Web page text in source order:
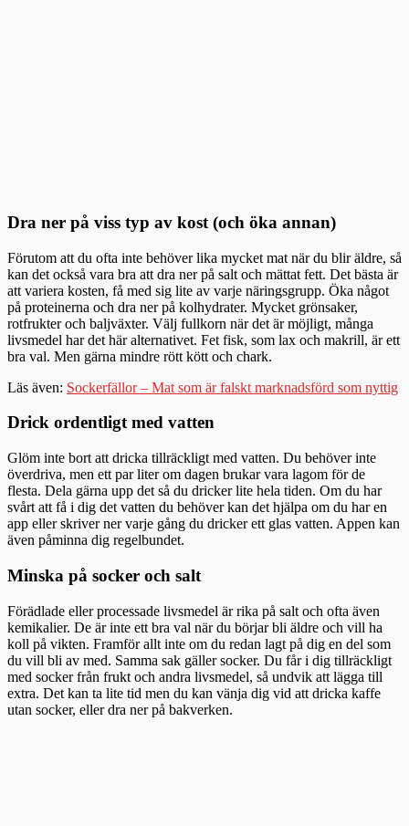
Dra ner på viss typ av kost (och öka annan)
Förutom att du ofta inte behöver lika mycket mat när du blir äldre, så
kan det också vara bra att dra ner på salt och mättat fett. Det bästa är
att variera kosten, få med sig lite av varje näringsgrupp. Öka något
på proteinerna och dra ner på kolhydrater. Mycket grönsaker,
rotfrukter och baljväxter. Välj fullkorn när det är möjligt, många
livsmedel har det här alternativet. Fet fisk, som lax och makrill, är ett
bra val. Men gärna mindre rött kött och chark.
Läs även: Sockerfällor – Mat som är falskt marknadsförd som nyttig
Drick ordentligt med vatten
Glöm inte bort att dricka tillräckligt med vatten. Du behöver inte
överdriva, men ett par liter om dagen brukar vara lagom för de
flesta. Dela gärna upp det så du dricker lite hela tiden. Om du har
svårt att få i dig det vatten du behöver kan det hjälpa om du har en
app eller skriver ner varje gång du dricker ett glas vatten. Appen kan
även påminna dig regelbundet.
Minska på socker och salt
Förädlade eller processade livsmedel är rika på salt och ofta även
kemikalier. De är inte ett bra val när du börjar bli äldre och vill ha
koll på vikten. Framför allt inte om du redan lagt på dig en del som
du vill bli av med. Samma sak gäller socker. Du får i dig tillräckligt
med socker från frukt och andra livsmedel, så undvik att lägga till
extra. Det kan ta lite tid men du kan vänja dig vid att dricka kaffe
utan socker, eller dra ner på bakverken.